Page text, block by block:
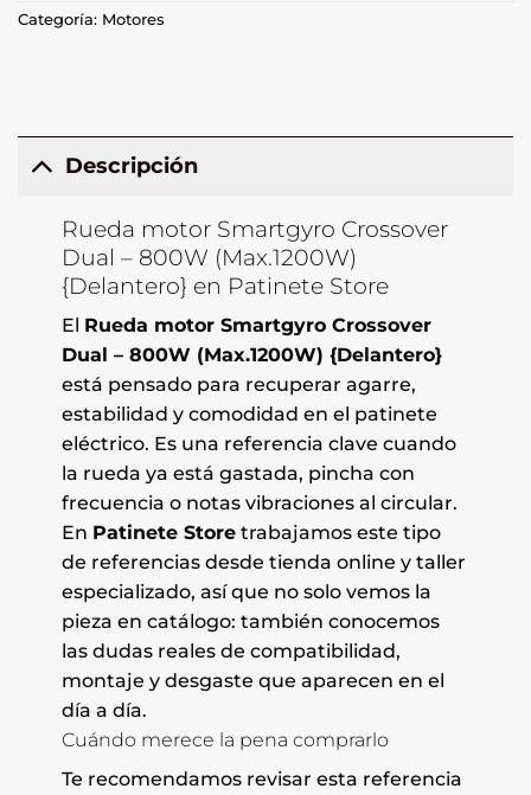
Categoría: Motores
Descripción
Rueda motor Smartgyro Crossover
Dual – 800W (Max.1200W)
{Delantero} en Patinete Store
El Rueda motor Smartgyro Crossover
Dual – 800W (Max.1200W) {Delantero}
está pensado para recuperar agarre,
estabilidad y comodidad en el patinete
eléctrico. Es una referencia clave cuando
la rueda ya está gastada, pincha con
frecuencia o notas vibraciones al circular.
En Patinete Storetrabajamos este tipo
de referencias desde tienda online y taller
especializado, así que no solo vemos la
pieza en catálogo: también conocemos
las dudas reales de compatibilidad,
montaje y desgaste que aparecen en el
día a día.
Cuándo merece la pena comprarlo
Te recomendamos revisar esta referencia